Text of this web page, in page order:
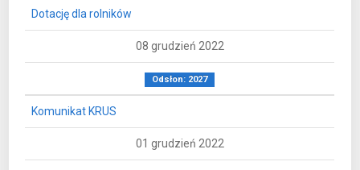
Dotację dla rolników
08 grudzień 2022
Odsłon: 2027
Komunikat KRUS
01 grudzień 2022